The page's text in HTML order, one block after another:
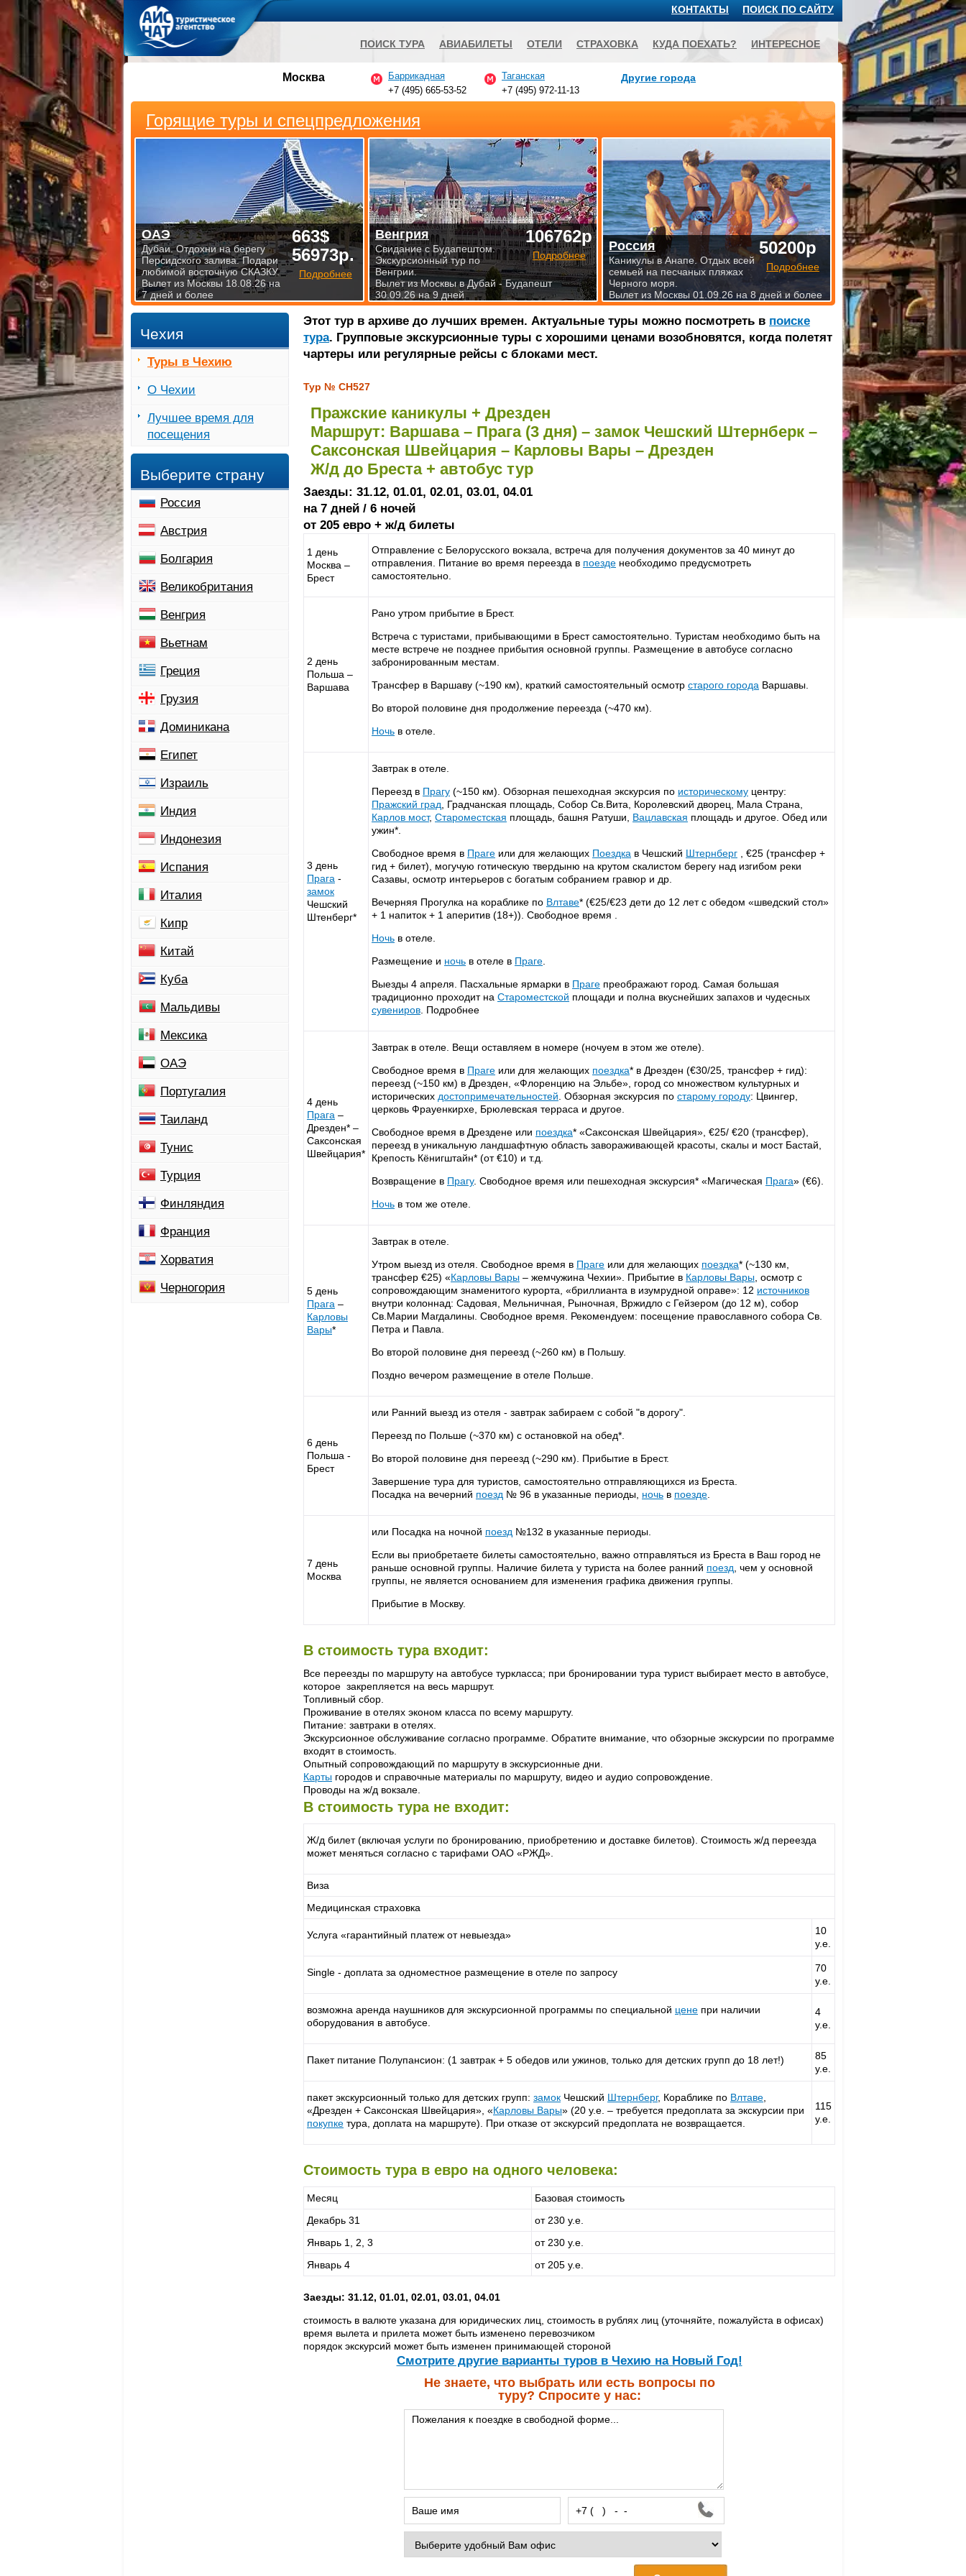
Этот тур в архиве до лучших времен. Актуальные туры можно посмотреть в поиске
тура. Групповые экскурсионные туры с хорошими ценами возобновятся, когда полетят
чартеры или регулярные рейсы с блоками мест.
Тур № CH527
Пражские каникулы + Дрезден
Маршрут: Варшава – Прага (3 дня) – замок Чешский Штернберк –
Саксонская Швейцария – Карловы Вары – Дрезден
Ж/д до Бреста + автобус тур
Заезды: 31.12, 01.01, 02.01, 03.01, 04.01
на 7 дней / 6 ночей
от 205 евро + ж/д билеты
1 день
Москва –
Брест
Отправление с Белорусского вокзала, встреча для получения документов за 40 минут до
отправления. Питание во время переезда в поезде необходимо предусмотреть
самостоятельно.
2 день
Польша –
Варшава
Рано утром прибытие в Брест.
Встреча с туристами, прибывающими в Брест самостоятельно. Туристам необходимо быть на
месте встрече не позднее прибытия основной группы. Размещение в автобусе согласно
забронированным местам.
Трансфер в Варшаву (~190 км), краткий самостоятельный осмотр старого города Варшавы.
Во второй половине дня продолжение переезда (~470 км).
Ночь в отеле.
3 день
Прага -
замок
Чешский
Штенберг*
Завтрак в отеле.
Переезд в Прагу (~150 км). Обзорная пешеходная экскурсия по историческому центру:
Пражский град , Градчанская площадь, Собор Св.Вита, Королевский дворец, Мала Страна,
Карлов мост, Староместская площадь, башня Ратуши, Вацлавская площадь и другое. Обед или
ужин*.
Свободное время в Праге или для желающих Поездка в Чешский Штернберг , €25 (трансфер +
гид + билет), могучую готическую твердыню на крутом скалистом берегу над изгибом реки
Сазавы, осмотр интерьеров с богатым собранием гравюр и др.
Вечерняя Прогулка на кораблике по Влтаве* (€25/€23 дети до 12 лет с обедом «шведский стол»
+ 1 напиток + 1 аперитив (18+)). Свободное время .
Ночь в отеле.
Размещение и ночь в отеле в Праге
Выезды 4 апреля. Пасхальные ярмарки в Праге преображают город. Самая большая
традиционно проходит на Староместской площади и полна вкуснейших запахов и чудесных
сувениров . Подробнее
4 день
Прага –
Дрезден* –
Саксонская
Швейцария*
Завтрак в отеле. Вещи оставляем в номере (ночуем в этом же отеле).
Свободное время в Праге или для желающих поездка* в Дрезден (€30/25, трансфер + гид):
переезд (~150 км) в Дрезден, «Флоренцию на Эльбе», город со множеством культурных и
исторических достопримечательностей . Обзорная экскурсия по старому городу: Цвингер,
церковь Фрауенкирхе, Брюлевская терраса и другое.
Свободное время в Дрездене или поездка* «Саксонская Швейцария», €25/ €20 (трансфер),
переезд в уникальную ландшафтную область завораживающей красоты, скалы и мост Бастай,
Крепость Кёнигштайн* (от €10) и т.д.
Возвращение в Прагу. Свободное время или пешеходная экскурсия* «Магическая Прага» (€6).
Ночь в том же отеле.
5 день
Прага –
Карловы
Вары*
Завтрак в отеле.
Утром выезд из отеля. Свободное время в Праге или для желающих поездка* (~130 км,
трансфер €25) «Карловы Вары – жемчужина Чехии». Прибытие в Карловы Вары , осмотр с
сопровождающим знаменитого курорта, «бриллианта в изумрудной оправе»: 12 источников
внутри колоннад: Садовая, Мельничная, Рыночная, Вржидло с Гейзером (до 12 м), собор
Св.Марии Магдалины. Свободное время. Рекомендуем: посещение православного собора Св.
Петра и Павла.
Во второй половине дня переезд (~260 км) в Польшу.
Поздно вечером размещение в отеле Польше.
6 день
Польша -
Брест
или Ранний выезд из отеля - завтрак забираем с собой "в дорогу".
Переезд по Польше (~370 км) с остановкой на обед*.
Во второй половине дня переезд (~290 км). Прибытие в Брест.
Завершение тура для туристов, самостоятельно отправляющихся из Бреста.
Посадка на вечерний поезд № 96 в указанные периоды, ночь в поезде
7 день
Москва
или Посадка на ночной поезд №132 в указанные периоды.
Если вы приобретаете билеты самостоятельно, важно отправляться из Бреста в Ваш город не
раньше основной группы. Наличие билета у туриста на более ранний поезд , чем у основной
группы, не является основанием для изменения графика движения группы.
Прибытие в Москву.
В стоимость тура входит:
Все переезды по маршруту на автобусе туркласса; при бронировании тура турист выбирает место в автобусе,
которое закрепляется на весь маршрут.
Топливный сбор.
Проживание в отелях эконом класса по всему маршруту.
Питание: завтраки в отелях.
Экскурсионное обслуживание согласно программе. Обратите внимание, что обзорные экскурсии по программе
входят в стоимость.
Опытный сопровождающий по маршруту в экскурсионные дни.
Карты городов и справочные материалы по маршруту, видео и аудио сопровождение.
Проводы на ж/д вокзале.
В стоимость тура не входит:
Ж/д билет (включая услуги по бронированию, приобретению и доставке билетов). Стоимость ж/д переезда
может меняться согласно с тарифами ОАО «РЖД».
Виза
Медицинская страховка
Услуга «гарантийный платеж от невыезда»
10
у.е.
Single - доплата за одноместное размещение в отеле по запросу
70
у.е.
возможна аренда наушников для экскурсионной программы по специальной цене при наличии
оборудования в автобусе.
4
у.е.
Пакет питание Полупансион: (1 завтрак + 5 обедов или ужинов, только для детских групп до 18 лет!)
85
у.е.
пакет экскурсионный только для детских групп: замок Чешский Штернберг, Кораблике по Влтаве
«Дрезден + Саксонская Швейцария», «Карловы Вары» (20 y.e. – требуется предоплата за экскурсии при
покупке тура, доплата на маршруте). При отказе от экскурсий предоплата не возвращается.
115
у.е.
Стоимость тура в евро на одного человека:
Месяц
Базовая стоимость
Декабрь 31
от 230 у.е.
Январь 1, 2, 3
от 230 у.е.
Январь 4
от 205 у.е.
Заезды: 31.12, 01.01, 02.01, 03.01, 04.01
стоимость в валюте указана для юридических лиц, стоимость в рублях лиц (уточняйте, пожалуйста в офисах)
время вылета и прилета может быть изменено перевозчиком
порядок экскурсий может быть изменен принимающей стороной
Cмотрите другие варианты туров в Чехию на Новый Год!
Не знаете, что выбрать или есть вопросы по
туру? Спросите у нас:
Чехия
Туры в Чехию
О Чехии
Лучшее время для
посещения
Выберите страну
Россия
Австрия
Болгария
Великобритания
Венгрия
Вьетнам
Греция
Грузия
Доминикана
Египет
Израиль
Индия
Индонезия
Испания
Италия
Кипр
Китай
Куба
Мальдивы
Мексика
ОАЭ
Португалия
Таиланд
Тунис
Турция
Финляндия
Франция
Хорватия
Черногория
Горящие туры и спецпредложения
663$
56973р.
Подробнее
ОАЭ
Дубаи. Отдохни на берегу
Персидского залива. Подари
любимой восточную СКАЗКУ.
Вылет из Москвы 18.08.26 на
7 дней и более
106762р
Подробнее
Венгрия
Свидание с Будапештом.
Экскурсионный тур по
Венгрии.
Вылет из Москвы в Дубай - Будапешт
30.09.26 на 9 дней
50200р
Подробнее
Россия
Каникулы в Анапе. Отдых всей
семьей на песчаных пляжах
Черного моря.
Вылет из Москвы 01.09.26 на 8 дней и более
Москва
Баррикадная
+7 (495) 665-53-52
Таганская
+7 (495) 972-11-13
Другие города
ПОИСК ПО САЙТУ
КОНТАКТЫ
ПОИСК ТУРА АВИАБИЛЕТЫ ОТЕЛИ СТРАХОВКА КУДА ПОЕХАТЬ? ИНТЕРЕСНОЕ